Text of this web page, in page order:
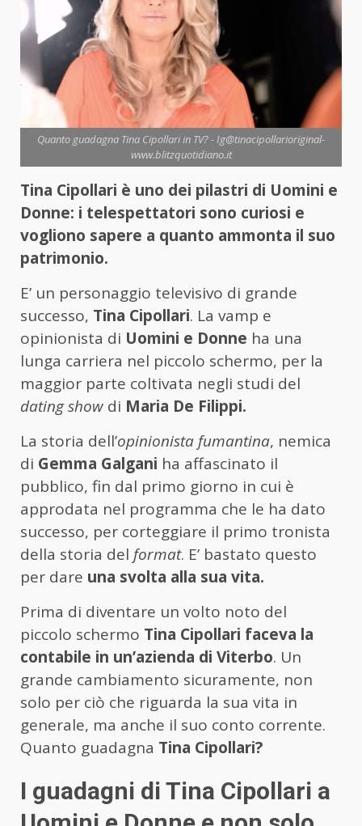
Quanto guadagna Tina Cipollari in TV? - Ig@tinacipollarioriginal-
www.blitzquotidiano.it
Tina Cipollari è uno dei pilastri di Uomini e
Donne: i telespettatori sono curiosi e
vogliono sapere a quanto ammonta il suo
patrimonio.
E’ un personaggio televisivo di grande
successo, Tina Cipollari. La vamp e
opinionista di Uomini e Donne ha una
lunga carriera nel piccolo schermo, per la
maggior parte coltivata negli studi del
dating show di Maria De Filippi.
La storia dell’opinionista fumantina, nemica
di Gemma Galgani ha affascinato il
pubblico, fin dal primo giorno in cui è
approdata nel programma che le ha dato
successo, per corteggiare il primo tronista
della storia del format. E’ bastato questo
per dare una svolta alla sua vita.
Prima di diventare un volto noto del
piccolo schermo Tina Cipollari faceva la
contabile in un’azienda di Viterbo. Un
grande cambiamento sicuramente, non
solo per ciò che riguarda la sua vita in
generale, ma anche il suo conto corrente.
Quanto guadagna Tina Cipollari?
I guadagni di Tina Cipollari a